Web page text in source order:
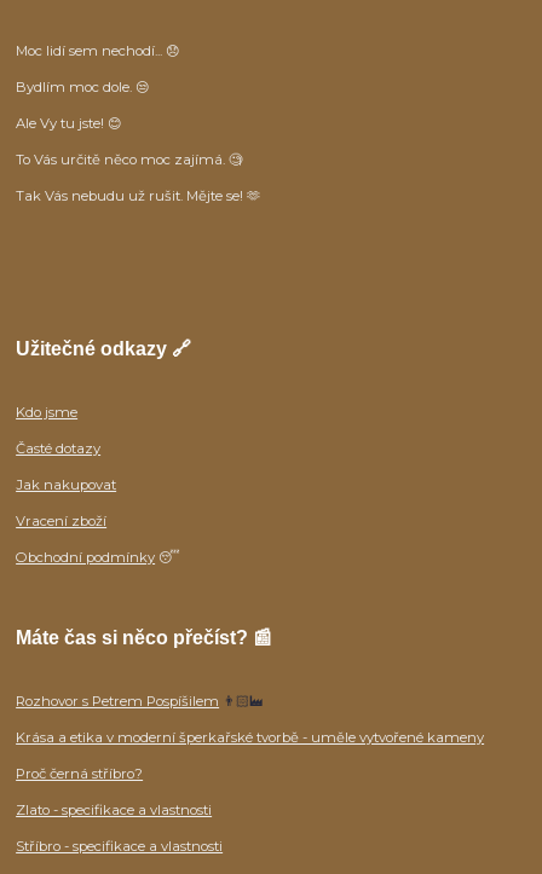
Moc lidí sem nechodí... 😞
Bydlím moc dole. 😒
Ale Vy tu jste! 😊
To Vás určitě něco moc zajímá. 🧐
Tak Vás nebudu už rušit. Mějte se! 🫶
Užitečné odkazy 🔗
Kdo jsme
Časté dotazy
Jak nakupovat
Vracení zboží
Obchodní podmínky 😴
Máte čas si něco přečíst? 📰
Rozhovor s Petrem Pospíšilem 👨🏻‍🏭
Krása a etika v moderní šperkařské tvorbě - uměle vytvořené kameny
Proč černá stříbro?
Zlato - specifikace a vlastnosti
Stříbro - specifikace a vlastnosti